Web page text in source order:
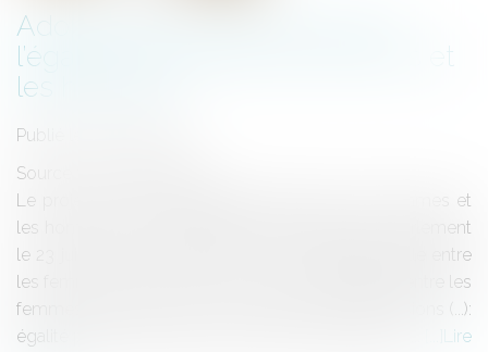
Adoption du projet de loi pour
l’égalité réelle entre les femmes et
les hommes
Publié le :
Source :
Le projet de loi pour l’égalité réelle entre les femmes et
les hommes a été définitivement adopté par le Parlement
le 23 juillet 2014.Le projet de loi pour l'égalité réelle entre
les femmes et les hommes a pour objet l'égalité entre les
femmes et les hommes « dans toutes ses dimensions (...):
égalité professionnelle, lutte contre la précarité sp...
Lire